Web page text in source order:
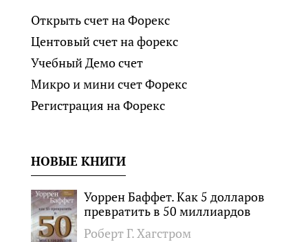
Открыть счет на Форекс
Центовый счет на форекс
Учебный Демо счет
Микро и мини счет Форекс
Регистрация на Форекс
НОВЫЕ КНИГИ
Уоррен Баффет. Как 5 долларов
превратить в 50 миллиардов
Роберт Г. Хагстром